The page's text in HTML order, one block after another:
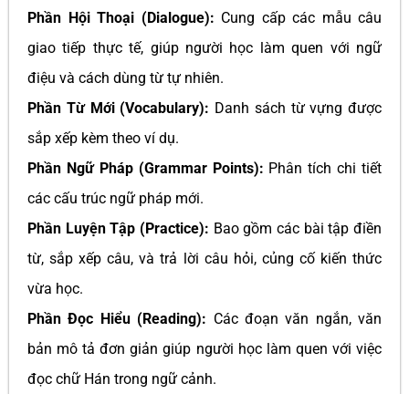
Phần Hội Thoại (Dialogue): Cung cấp các mẫu câu
giao tiếp thực tế, giúp người học làm quen với ngữ
điệu và cách dùng từ tự nhiên.
Phần Từ Mới (Vocabulary): Danh sách từ vựng được
sắp xếp kèm theo ví dụ.
Phần Ngữ Pháp (Grammar Points): Phân tích chi tiết
các cấu trúc ngữ pháp mới.
Phần Luyện Tập (Practice): Bao gồm các bài tập điền
từ, sắp xếp câu, và trả lời câu hỏi, củng cố kiến thức
vừa học.
Phần Đọc Hiểu (Reading): Các đoạn văn ngắn, văn
bản mô tả đơn giản giúp người học làm quen với việc
đọc chữ Hán trong ngữ cảnh.